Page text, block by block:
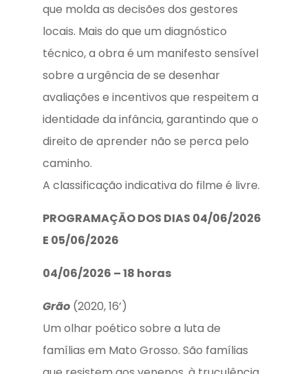
que molda as decisões dos gestores
locais. Mais do que um diagnóstico
técnico, a obra é um manifesto sensível
sobre a urgência de se desenhar
avaliações e incentivos que respeitem a
identidade da infância, garantindo que o
direito de aprender não se perca pelo
caminho.
A classificação indicativa do filme é livre.
PROGRAMAÇÃO DOS DIAS 04/06/2026
E 05/06/2026
04/06/2026 – 18 horas
Grão (2020, 16’)
Um olhar poético sobre a luta de
famílias em Mato Grosso. São famílias